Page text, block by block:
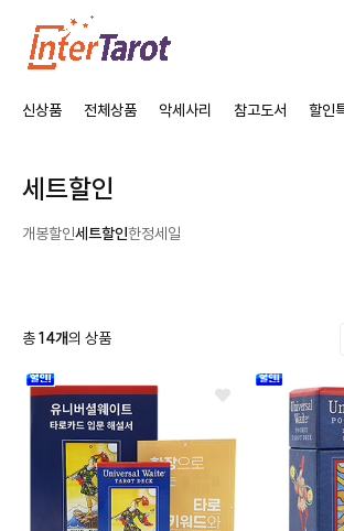
신상품 전체상품 악세사리 참고도서 할인
세트할인
개봉할인세트할인한정세일
총14개의 상품